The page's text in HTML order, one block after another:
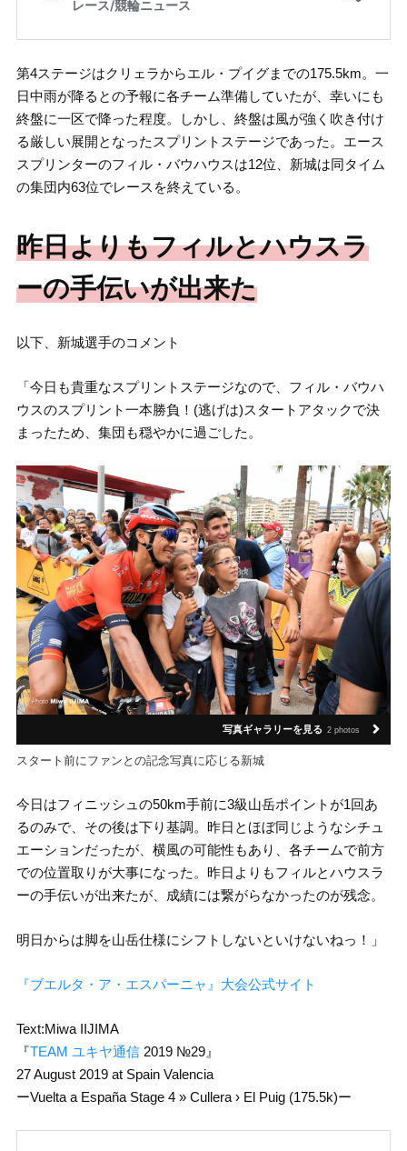
第4ステージはクリェラからエル・プイグまでの175.5km。一
日中雨が降るとの予報に各チーム準備していたが、幸いにも
終盤に一区で降った程度。しかし、終盤は風が強く吹き付け
る厳しい展開となったスプリントステージであった。エース
スプリンターのフィル・バウハウスは12位、新城は同タイム
の集団内63位でレースを終えている。
昨日よりもフィルとハウスラ
ーの手伝いが出来た
以下、新城選手のコメント
「今日も貴重なスプリントステージなので、フィル・バウハ
ウスのスプリント一本勝負！(逃げは)スタートアタックで決
まったため、集団も穏やかに過ごした。
写真ギャラリーを見る 2 photos
スタート前にファンとの記念写真に応じる新城
今日はフィニッシュの50km手前に3級山岳ポイントが1回あ
るのみで、その後は下り基調。昨日とほぼ同じようなシチュ
エーションだったが、横風の可能性もあり、各チームで前方
での位置取りが大事になった。昨日よりもフィルとハウスラ
ーの手伝いが出来たが、成績には繋がらなかったのが残念。
明日からは脚を山岳仕様にシフトしないといけないねっ！」
『ブエルタ・ア・エスパーニャ』大会公式サイト
Text:Miwa IIJIMA
『TEAM ユキヤ通信2019 №29』
27 August 2019 at Spain Valencia
ーVuelta a España Stage 4 » Cullera › El Puig (175.5k)ー